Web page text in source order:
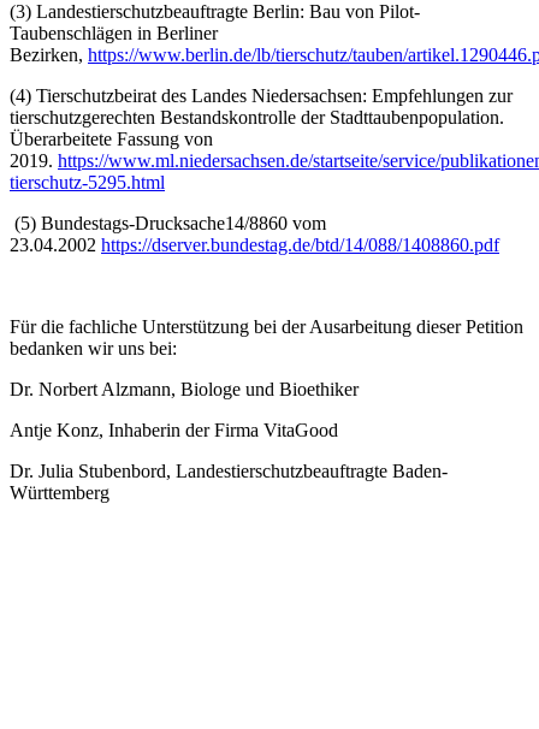
(3) Landestierschutzbeauftragte Berlin: Bau von Pilot-
Taubenschlägen in Berliner
Bezirken, https://www.berlin.de/lb/tierschutz/tauben/
(4) Tierschutzbeirat des Landes Niedersachsen: Empfehlungen zur
tierschutzgerechten Bestandskontrolle der Stadttaubenpopulation.
Überarbeitete Fassung von
2019. https://www.ml.niedersachsen.de/startseite/service/
tierschutz-5295.html
(5) Bundestags-Drucksache14/8860 vom
23.04.2002 https://dserver.bundestag.de/btd/14/088/1408860.pdf
Für die fachliche Unterstützung bei der Ausarbeitung dieser Petition
bedanken wir uns bei:
Dr. Norbert Alzmann, Biologe und Bioethiker
Antje Konz, Inhaberin der Firma VitaGood
Dr. Julia Stubenbord, Landestierschutzbeauftragte Baden-
Württemberg